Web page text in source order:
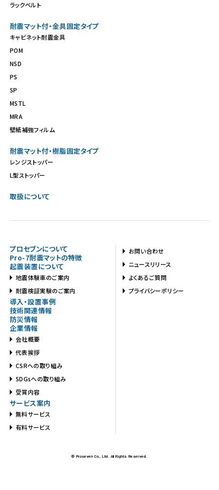
ラックベルト
耐震マット付・金具固定タイプ
キャビネット耐震金具
POM
NSD
PS
SP
MSTL
MRA
壁紙補強フィルム
耐震マット付・樹脂固定タイプ
レンジストッパー
L型ストッパー
取扱について
プロセブンについて
Pro-7耐震マットの特徴
起震装置について
地震体験車のご案内
耐震検証実験のご案内
導入・設置事例
技術関連情報
防災情報
企業情報
会社概要
代表挨拶
CSRへの取り組み
SDGsへの取り組み
受賞内容
サービス案内
無料サービス
有料サービス
お問い合わせ
ニュースリリース
よくあるご質問
プライバシーポリシー
© Proseven Co., Ltd. All Rights Reserved.